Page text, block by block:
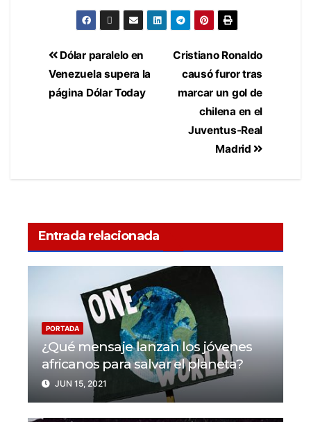
Cristiano Ronaldo
causó furor tras
marcar un gol de
chilena en el
Juventus-Real
Madrid
Dólar paralelo en
Venezuela supera la
página Dólar Today
Entrada relacionada
PORTADA
¿Qué mensaje lanzan los jóvenes
africanos para salvar el planeta?
JUN 15, 2021